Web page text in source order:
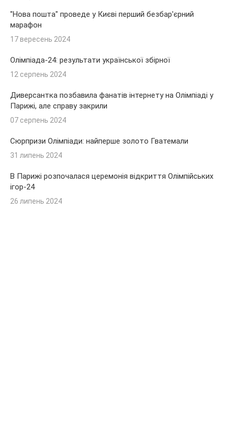
"Нова пошта" проведе у Києві перший безбар'єрний
марафон
17 вересень 2024
Олімпіада-24: результати української збірної
12 серпень 2024
Диверсантка позбавила фанатів інтернету на Олімпіаді у
Парижі, але справу закрили
07 серпень 2024
Сюрпризи Олімпіади: найперше золото Гватемали
31 липень 2024
В Парижі розпочалася церемонія відкриття Олімпійських
ігор-24
26 липень 2024